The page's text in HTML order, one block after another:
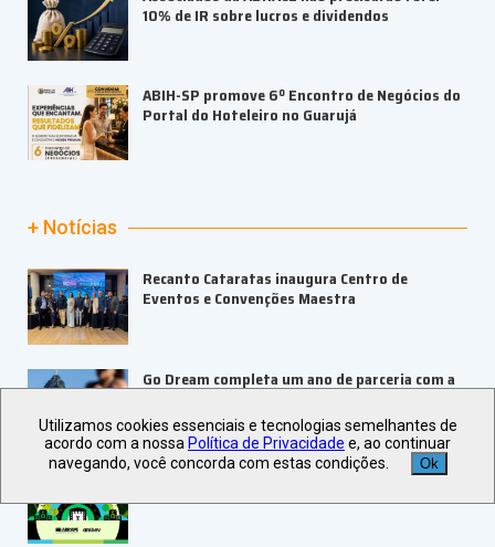
10% de IR sobre lucros e dividendos
ABIH-SP promove 6º Encontro de Negócios do
Portal do Hoteleiro no Guarujá
+ Notícias
Recanto Cataratas inaugura Centro de
Eventos e Convenções Maestra
Go Dream completa um ano de parceria com a
ABRAPE e Ambev abrem inscrições para o
PRESE 2026
Utilizamos cookies essenciais e tecnologias semelhantes de
acordo com a nossa Política de Privacidade e, ao continuar
navegando, você concorda com estas condições.
Ok